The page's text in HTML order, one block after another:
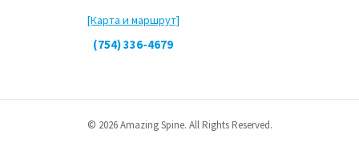
[Карта и маршрут]
(754) 336-4679
© 2026 Amazing Spine. All Rights Reserved.